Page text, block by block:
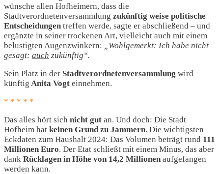
wünsche allen Hofheimern, dass die
Stadtverordnetenversammlung zukünftig weise politische
Entscheidungen treffen werde, sagte er abschließend – und
ergänzte in seiner trockenen Art, vielleicht auch mit einem
belustigten Augenzwinkern: „Wohlgemerkt: Ich habe nicht
gesagt: auch zukünftig“.
Sein Platz in der Stadtverordnetenversammlung wird
künftig Anita Vogt einnehmen.
* * * * *
Das alles hört sich nicht gut an. Und doch: Die Stadt
Hofheim hat keinen Grund zu Jammern. Die wichtigsten
Eckdaten zum Haushalt 2024: Das Volumen beträgt rund 111
Millionen Euro. Der Etat schließt mit einem Minus, das aber
dank Rücklagen in Höhe von 14,2 Millionen aufgefangen
werden kann.